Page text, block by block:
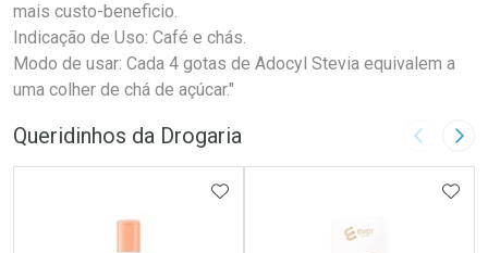
mais custo-beneficio.
Indicação de Uso: Café e chás.
Modo de usar: Cada 4 gotas de Adocyl Stevia equivalem a
uma colher de chá de açúcar."
Queridinhos da Drogaria Imagem
ADICIONAR AOS FAVORITOS